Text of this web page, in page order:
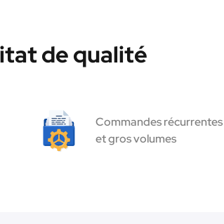
de qualité
Commandes récurrentes
et gros volumes